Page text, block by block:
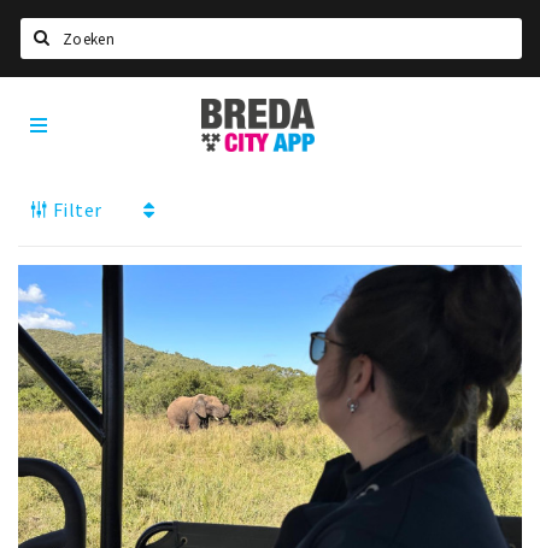
Home
Deals
Nieuws, interviews & blogs
Eten
Drinken
Slapen
Recreatief
Winkels
Breda
City
App
Filter